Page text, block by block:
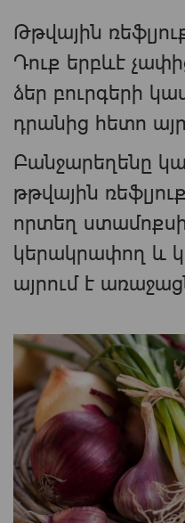
Թթվային
Դուք երբևէ
ձեր բուրգերի
դրանից հետո
Բանջարեղենը
թթվային
որտեղ
կերակրափող և
այրում է